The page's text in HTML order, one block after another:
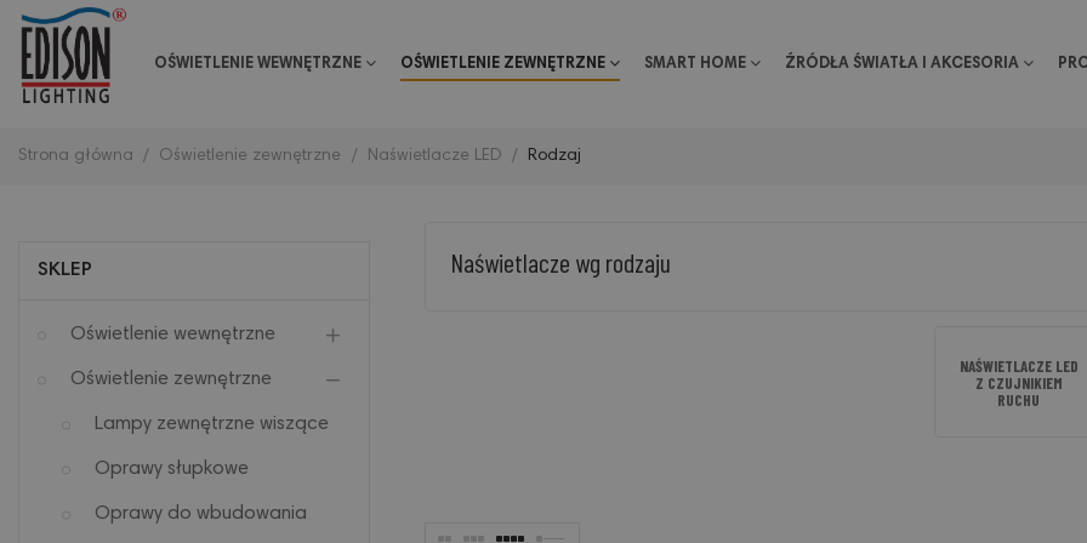
OŚWIETLENIE WEWNĘTRZNE OŚWIETLENIE ZEWNĘTRZNE SMART HOME ŹRÓDŁA ŚWIATŁA I AKCESORIA
Strona główna Oświetlenie zewnętrzne Naświetlacze LED Rodzaj
SKLEP
Oświetlenie wewnętrzne
Oświetlenie zewnętrzne
Lampy zewnętrzne wiszące
Oprawy słupkowe
Oprawy do wbudowania
Naświetlacze wg rodzaju
NAŚWIETLACZE LED
Z CZUJNIKIEM
RUCHU